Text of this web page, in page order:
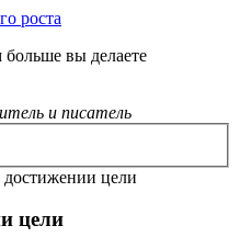
роста
вы делаете
и писатель
цели
цели